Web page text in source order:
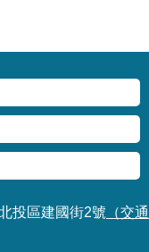
投區建國街2號 （交通